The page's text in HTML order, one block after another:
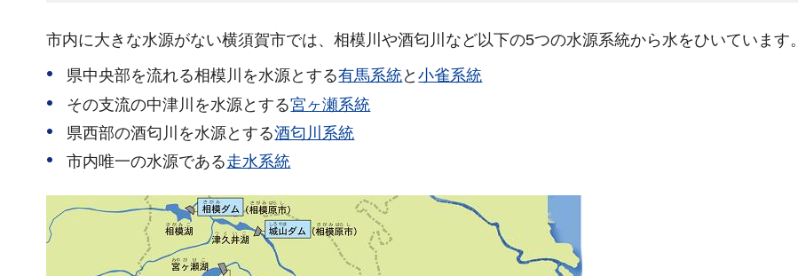
市内に大きな水源がない横須賀市では、相模川や酒匂川など以下の5つの水源系統から水をひいています。
県中央部を流れる相模川を水源とする有馬系統と小雀系統
その支流の中津川を水源とする宮ヶ瀬系統
県西部の酒匂川を水源とする酒匂川系統
市内唯一の水源である走水系統